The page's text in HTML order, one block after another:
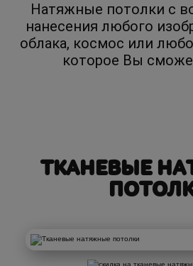
Натяжные потолки с
нанесения любого
облака, космос или
которое Вы
ТКАНЕВЫЕ